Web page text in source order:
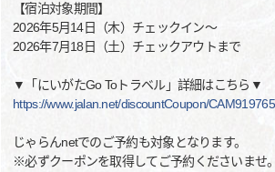
【宿泊対象期間】
2026年5月14日（木）チェックイン～
2026年7月18日（土）チェックアウトまで
▼「にいがたGo Toトラベル」詳細はこちら▼
https://www.jalan.net/discountCoupon/
じゃらんnetでのご予約も対象となります。
※必ずクーポンを取得してご予約くださいませ。